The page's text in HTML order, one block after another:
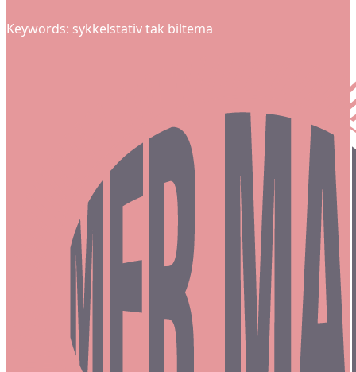
Keywords: sykkelstativ tak biltema